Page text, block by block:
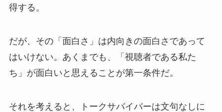
得する。
だが、その「面白さ」は内向きの面白さであって
はいけない。あくまでも、「視聴者である私た
ち」が面白いと思えることが第一条件だ。
それを考えると、トークサバイバーは文句なしに